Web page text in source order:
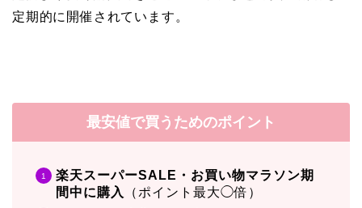
定期的に開催されています。
最安値で買うためのポイント
楽天スーパーSALE・お買い物マラソン期
間中に購入
（ポイント最大◯倍）